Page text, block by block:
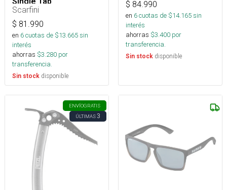
Scarfini
$ 81.990
en 6cuotas de $13.665sin
interés
ahorras $3.280 por
transferencia.
Sin stock disponible
$ 84.990
en 6cuotas de $14.165sin
interés
ahorras $3.400 por
transferencia.
Sin stock disponible
ENVÍOGRATIS
ÚLTIMAS3